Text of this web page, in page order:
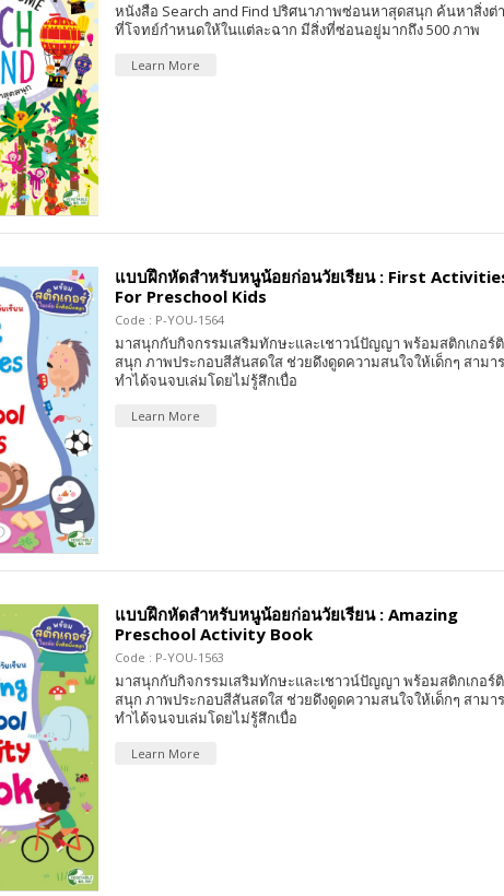
หนังสือ Search and Find ปริศนาภาพซ่อนหาสุดสนุก ค้นหาสิ่งต่
ที่โจทย์กำหนดให้ในแต่ละฉาก มีสิ่งที่ซ่อนอยู่มากถึง 500 ภาพ
Learn More
แบบฝึกหัดสำหรับหนูน้อยก่อนวัยเรียน : First
For Preschool Kids
Code : P-YOU-1564
มาสนุกกับกิจกรรมเสริมทักษะและเชาวน์ปัญญา พร้อมสติกเกอร์
สนุก ภาพประกอบสีสันสดใส ช่วยดึงดูดความสนใจให้เด็กๆ สามา
ทำได้จนจบเล่มโดยไม่รู้สึกเบื่อ
Learn More
แบบฝึกหัดสำหรับหนูน้อยก่อนวัยเรียน : Amazing
Preschool Activity Book
Code : P-YOU-1563
มาสนุกกับกิจกรรมเสริมทักษะและเชาวน์ปัญญา พร้อมสติกเกอร์
สนุก ภาพประกอบสีสันสดใส ช่วยดึงดูดความสนใจให้เด็กๆ สามา
ทำได้จนจบเล่มโดยไม่รู้สึกเบื่อ
Learn More